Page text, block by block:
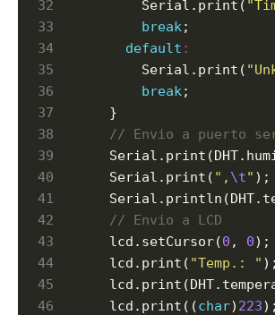
      Serial.print(
break;
default :
      Serial.print(
break;
  }
  Serial.print(
", \t"
  lcd.setCursor(
0 , 0
  lcd.print(
"Temp.: "
  lcd.print((
char) 223